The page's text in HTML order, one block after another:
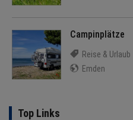
Campinplätze
Reise & Urlaub
Emden
Top Links